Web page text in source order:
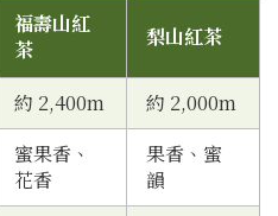
福壽山紅
茶
梨山紅茶
約 2,400m 約 2,000m
蜜果香、
花香
果香、蜜
韻